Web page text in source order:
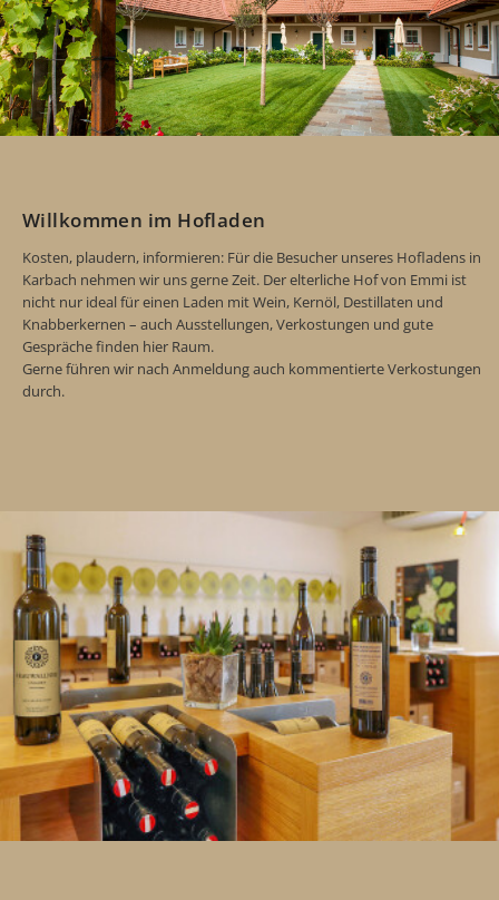
Willkommen im Hofladen
Kosten, plaudern, informieren: Für die Besucher unseres Hofladens in
Karbach nehmen wir uns gerne Zeit. Der elterliche Hof von Emmi ist
nicht nur ideal für einen Laden mit Wein, Kernöl, Destillaten und
Knabberkernen – auch Ausstellungen, Verkostungen und gute
Gespräche finden hier Raum.
Gerne führen wir nach Anmeldung auch kommentierte Verkostungen
durch.